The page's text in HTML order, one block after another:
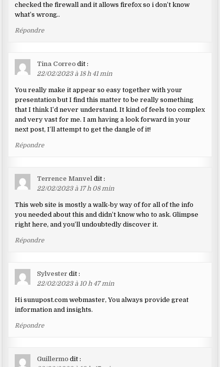
checked the firewall and it allows firefox so i don’t know
what’s wrong..
Répondre
Tina Correo dit :
22/02/2023 à 18 h 41 min
You really make it appear so easy together with your
presentation but I find this matter to be really something
that I think I’d never understand. It kind of feels too complex
and very vast for me. I am having a look forward in your
next post, I’ll attempt to get the dangle of it!
Répondre
Terrence Manvel dit :
22/02/2023 à 17 h 08 min
This web site is mostly a walk-by way of for all of the info
you needed about this and didn’t know who to ask. Glimpse
right here, and you’ll undoubtedly discover it.
Répondre
Sylvester dit :
22/02/2023 à 10 h 47 min
Hi sunupost.com webmaster, You always provide great
information and insights.
Répondre
Guillermo dit :